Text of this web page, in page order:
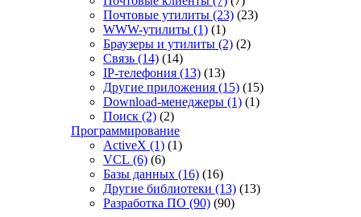
Почтовые утилиты (23) (23)
WWW-утилиты (1) (1)
Браузеры и утилиты (2) (2)
Связь (14) (14)
IP-телефония (13) (13)
Другие приложения (15) (15)
Download-менеджеры (1) (1)
Поиск (2) (2)
Программирование
ActiveX (1) (1)
VCL (6) (6)
Базы данных (16) (16)
Другие библиотеки (13) (13)
Разработка ПО (90) (90)